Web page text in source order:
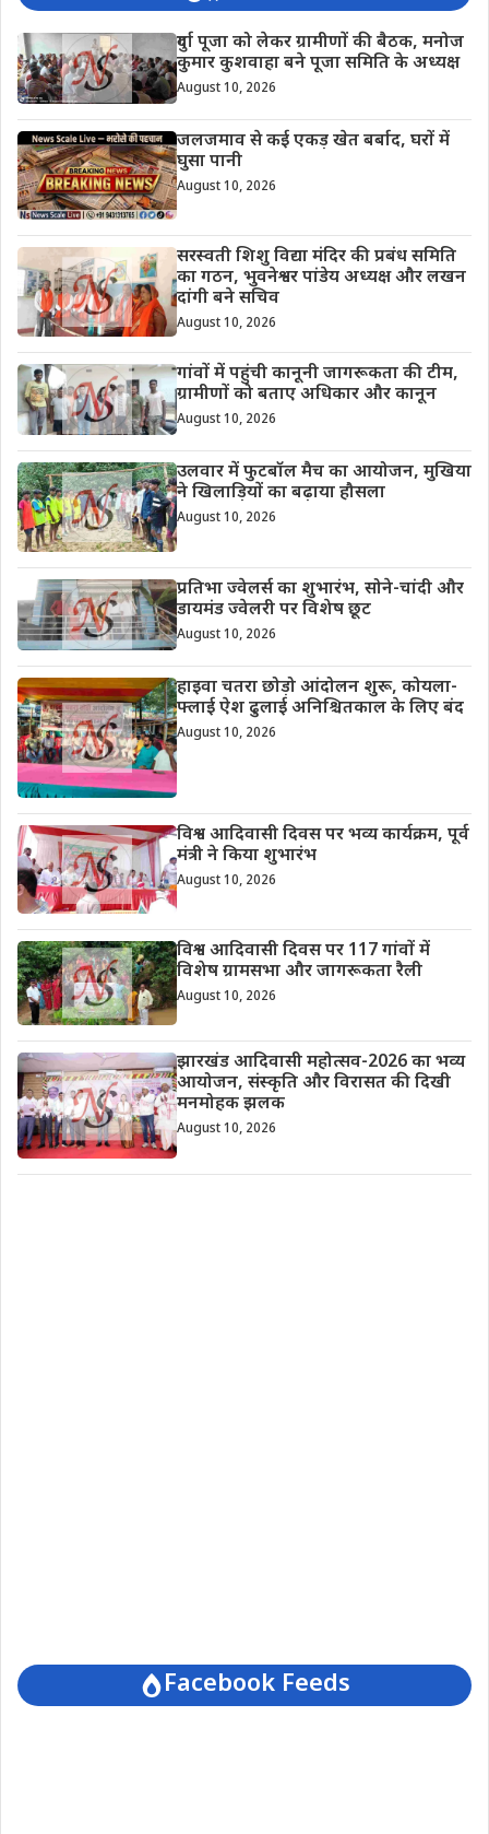
दुर्गा पूजा को लेकर ग्रामीणों की बैठक, मनोज
कुमार कुशवाहा बने पूजा समिति के अध्यक्ष
August 10, 2026
जलजमाव से कई एकड़ खेत बर्बाद, घरों में
घुसा पानी
August 10, 2026
सरस्वती शिशु विद्या मंदिर की प्रबंध समिति
का गठन, भुवनेश्वर पांडेय अध्यक्ष और लखन
दांगी बने सचिव
August 10, 2026
गांवों में पहुंची कानूनी जागरूकता की टीम,
ग्रामीणों को बताए अधिकार और कानून
August 10, 2026
उलवार में फुटबॉल मैच का आयोजन, मुखिया
ने खिलाड़ियों का बढ़ाया हौसला
August 10, 2026
प्रतिभा ज्वेलर्स का शुभारंभ, सोने-चांदी और
डायमंड ज्वेलरी पर विशेष छूट
August 10, 2026
हाइवा चतरा छोड़ो आंदोलन शुरू, कोयला-
फ्लाई ऐश ढुलाई अनिश्चितकाल के लिए बंद
August 10, 2026
विश्व आदिवासी दिवस पर भव्य कार्यक्रम, पूर्व
मंत्री ने किया शुभारंभ
August 10, 2026
विश्व आदिवासी दिवस पर 117 गांवों में
विशेष ग्रामसभा और जागरूकता रैली
August 10, 2026
झारखंड आदिवासी महोत्सव-2026 का भव्य
आयोजन, संस्कृति और विरासत की दिखी
मनमोहक झलक
August 10, 2026
Facebook Feeds